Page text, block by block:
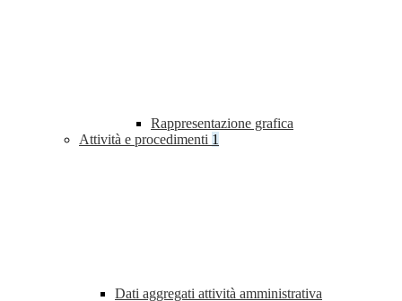
Rappresentazione grafica
Attività e procedimenti 1
Dati aggregati attività amministrativa